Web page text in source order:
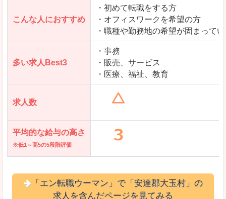
「とらばーゆ」で「安達郡大玉村」の
求人を含んだページを見てみる
こんな人におすすめ
・初めて転職をする方
・オフィスワークを希望の方
・職種や勤務地の希望が固まって
多い求人Best3
・事務
・販売、サービス
・医療、福祉、教育
求人数
平均的な給与の高さ
※低1～高5の5段階評価
「エン転職ウーマン」で「安達郡大玉村」の
求人を含んだページを見てみる